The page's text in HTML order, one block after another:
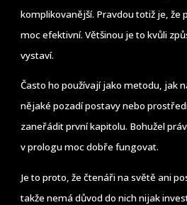
komplikovanější. Pravdou totiž je, že
moc efektivní. Většinou je to kvůli
vystaví.
Často ho používají jako metodu, jak
nějaké pozadí postavy nebo
zaneřádit první kapitolu. Bohužel
v prologu moc dobře fungovat.
Je to proto, že čtenáři na světě ani
takže nemá důvod do nich nijak